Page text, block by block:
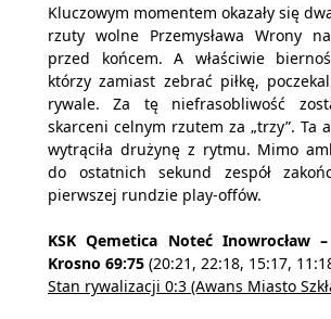
Kluczowym momentem okazały się
rzuty wolne Przemysława Wrony
przed końcem. A właściwie
którzy zamiast zebrać piłkę,
rywale. Za tę niefrasobliwość
skarceni celnym rzutem za „trzy”. Ta
wytrąciła drużynę z rytmu. Mimo
do ostatnich sekund zespół
pierwszej rundzie play-offów.
KSK Qemetica Noteć Inowrocław
Krosno 69:75 (20:21, 22:18, 15:17,
Stan rywalizacji 0:3 (Awans Miasto